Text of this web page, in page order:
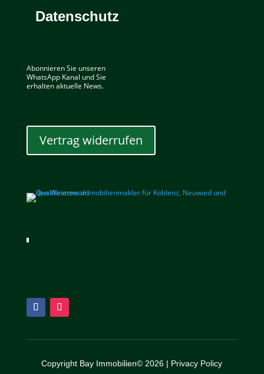
Datenschutz
Abonnieren Sie unseren
WhatsApp Kanal und Sie
erhalten aktuelle News.
Vertrag widerrufen
Copyright Bay Immobilien© 2026 | Privacy Policy